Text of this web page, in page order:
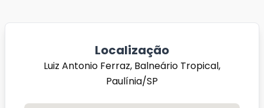
Localização
Luiz Antonio Ferraz, Balneário Tropical,
Paulínia/SP